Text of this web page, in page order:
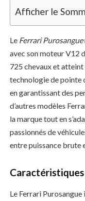
Afficher le
Le Ferrari Purosangue
avec son moteur V12
725 chevaux et
technologie de pointe
en garantissant des
d’autres modèles
la marque tout en
passionnés de
entre puissance brute
Le Ferrari Purosangue